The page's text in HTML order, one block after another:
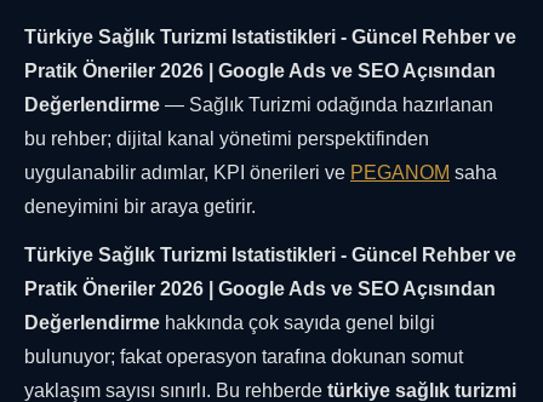
Türkiye Sağlık Turizmi Istatistikleri - Güncel Rehber ve
Pratik Öneriler 2026 | Google Ads ve SEO Açısından
Değerlendirme — Sağlık Turizmi odağında hazırlanan
bu rehber; dijital kanal yönetimi perspektifinden
uygulanabilir adımlar, KPI önerileri ve PEGANOM saha
deneyimini bir araya getirir.
Türkiye Sağlık Turizmi Istatistikleri - Güncel Rehber ve
Pratik Öneriler 2026 | Google Ads ve SEO Açısından
Değerlendirme hakkında çok sayıda genel bilgi
bulunuyor; fakat operasyon tarafına dokunan somut
yaklaşım sayısı sınırlı. Bu rehberde türkiye sağlık turizmi